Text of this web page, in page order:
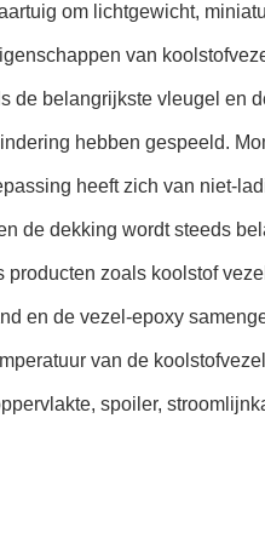
om lichtgewicht,
van
de belangrijkste vleugel en
hebben gespeeld.
heeft zich van niet-
de dekking wordt steeds
producten zoals koolstof
en de vezel-epoxy
van de
spoiler,